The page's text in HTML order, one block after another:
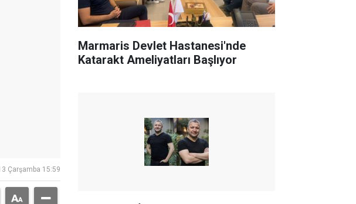
Çarşamba 15:59
Marmaris Devlet Hastanesi'nde
Katarakt Ameliyatları Başlıyor